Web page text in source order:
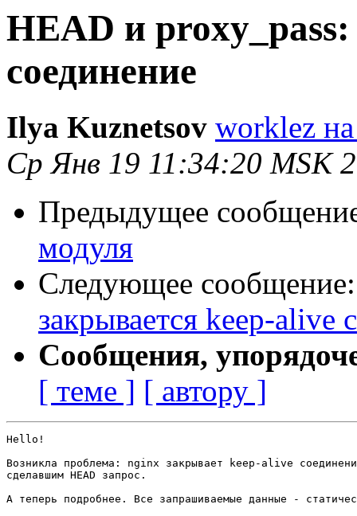
HEAD и
соединение
Ilya Kuznetsov worklez
Ср Янв 19 11:34:20 MSK
Предыдущее
модуля
Следующее
закрывается keep-alive
Сообщения,
[ теме ] [ автору ]
Hello!
Возникла проблема: nginx закрывает keep-alive
сделавшим HEAD запрос.
А теперь подробнее. Все запрашиваемые данные -